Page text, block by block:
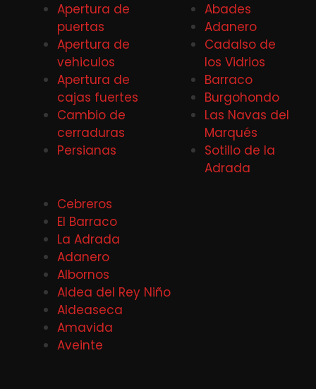
Apertura de
puertas
Apertura de
vehiculos
Apertura de
cajas fuertes
Cambio de
cerraduras
Persianas
Abades
Adanero
Cadalso de
los Vidrios
Barraco
Burgohondo
Las Navas del
Marqués
Sotillo de la
Adrada
Cebreros
El Barraco
La Adrada
Adanero
Albornos
Aldea del Rey Niño
Aldeaseca
Amavida
Aveinte